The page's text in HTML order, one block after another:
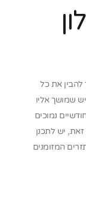
להבין את כל
שמושך אליו
נמוכים
יש לתכנן
המזומנים